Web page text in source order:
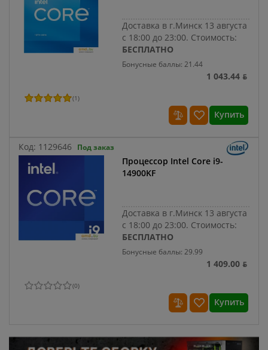
Доставка в г.Минск 13 августа
с 18:00 до 23:00. Стоимость:
БЕСПЛАТНО
Бонусные баллы: 21.44
1 043.44 ƃ
(1)
Купить
Код: 1129646 Под заказ
Процессор Intel Core i9-
14900KF
Доставка в г.Минск 13 августа
с 18:00 до 23:00. Стоимость:
БЕСПЛАТНО
Бонусные баллы: 29.99
1 409.00 ƃ
(0)
Купить